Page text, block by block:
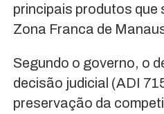
principais produtos que
Zona Franca de
Segundo o governo, o
decisão judicial (ADI
preservação da